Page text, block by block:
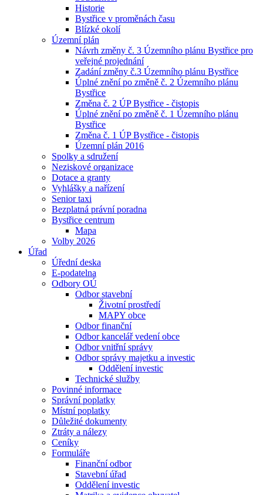
Historie
Bystřice v proměnách času
Blízké okolí
Územní plán
Návrh změny č. 3 Územního plánu Bystřice pro
veřejné projednání
Zadání změny č.3 Územního plánu Bystřice
Úplné znění po změně č. 2 Územního plánu
Bystřice
Změna č. 2 ÚP Bystřice - čistopis
Úplné znění po změně č. 1 Územního plánu
Bystřice
Změna č. 1 ÚP Bystřice - čistopis
Územní plán 2016
Spolky a sdružení
Neziskové organizace
Dotace a granty
Vyhlášky a nařízení
Senior taxi
Bezplatná právní poradna
Bystřice centrum
Mapa
Volby 2026
Úřad
Úřední deska
E-podatelna
Odbory OÚ
Odbor stavební
Životní prostředí
MAPY obce
Odbor finanční
Odbor kancelář vedení obce
Odbor vnitřní správy
Odbor správy majetku a investic
Oddělení investic
Technické služby
Povinné informace
Správní poplatky
Místní poplatky
Důležité dokumenty
Ztráty a nálezy
Ceníky
Formuláře
Finanční odbor
Stavební úřad
Oddělení investic